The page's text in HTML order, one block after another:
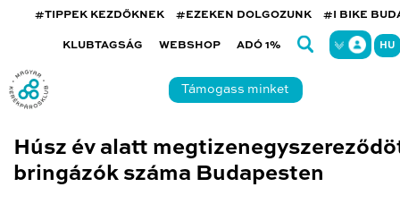
#TIPPEK KEZDŐKNEK #EZEKEN DOLGOZUNK #I BIKE
KLUBTAGSÁG WEBSHOP ADÓ 1% HU
Támogass minket
Húsz év alatt
bringázók száma Budapesten